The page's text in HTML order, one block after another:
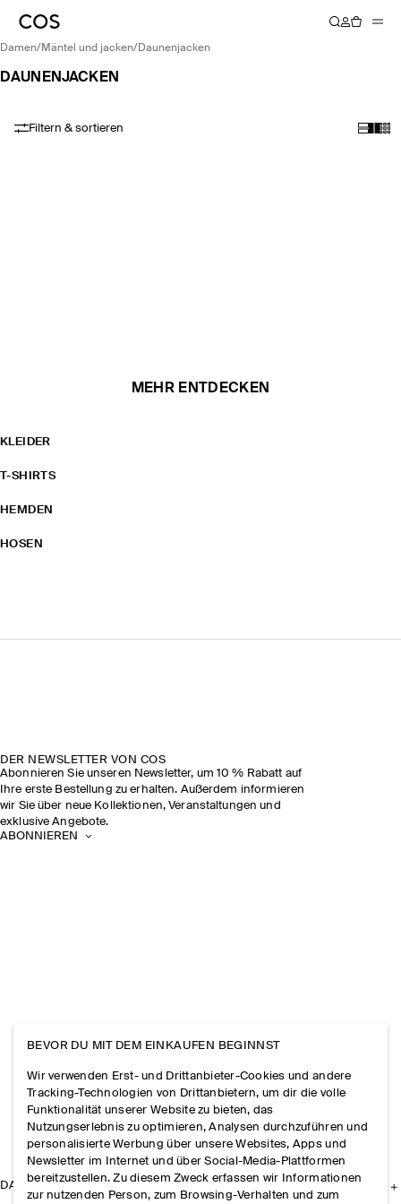
damen/ mäntel und jacken/ daunenjacken
DAUNENJACKEN
Filtern & sortieren
MEHR ENTDECKEN
KLEIDER
T-SHIRTS
HEMDEN
HOSEN
DER NEWSLETTER VON COS
Abonnieren Sie unseren Newsletter, um 10 % Rabatt auf
Ihre erste Bestellung zu erhalten. Außerdem informieren
wir Sie über neue Kollektionen, Veranstaltungen und
exklusive Angebote.
ABONNIEREN
DAS UNTERNEHMEN
BEVOR DU MIT DEM EINKAUFEN BEGINNST
Wir verwenden Erst- und Drittanbieter-Cookies und andere
Tracking-Technologien von Drittanbietern, um dir die volle
Funktionalität unserer Website zu bieten, das
Nutzungserlebnis zu optimieren, Analysen durchzuführen und
personalisierte Werbung über unsere Websites, Apps und
Newsletter im Internet und über Social-Media-Plattformen
bereitzustellen. Zu diesem Zweck erfassen wir Informationen
zur nutzenden Person, zum Browsing-Verhalten und zum